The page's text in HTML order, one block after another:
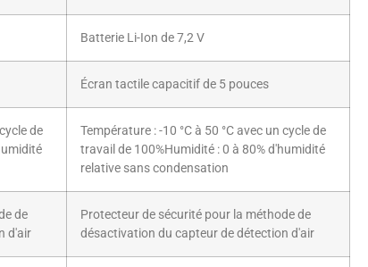
Batterie Li-Ion de 7,2 V
Écran tactile capacitif de 5 pouces
de
Température : -10 °C à 50 °C avec un cycle de
travail de 100%Humidité : 0 à 80% d'humidité
relative sans condensation
de
d'air
Protecteur de sécurité pour la méthode de
désactivation du capteur de détection d'air